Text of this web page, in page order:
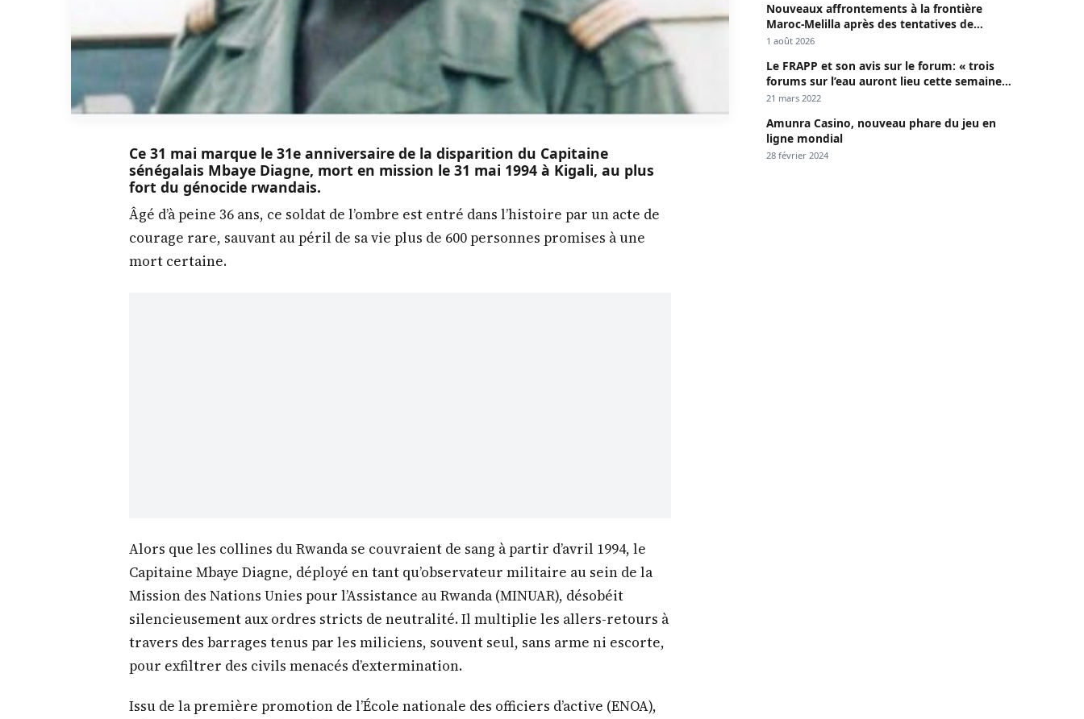
Ce 31 mai marque le 31e anniversaire de la disparition du Capitaine
sénégalais Mbaye Diagne, mort en mission le 31 mai 1994 à Kigali, au plus
fort du génocide rwandais.
Âgé d’à peine 36 ans, ce soldat de l’ombre est entré dans l’histoire par un acte de
courage rare, sauvant au péril de sa vie plus de 600 personnes promises à une
mort certaine.
Alors que les collines du Rwanda se couvraient de sang à partir d’avril 1994, le
Capitaine Mbaye Diagne, déployé en tant qu’observateur militaire au sein de la
Mission des Nations Unies pour l’Assistance au Rwanda (MINUAR), désobéit
silencieusement aux ordres stricts de neutralité. Il multiplie les allers-retours à
travers des barrages tenus par les miliciens, souvent seul, sans arme ni escorte,
pour exfiltrer des civils menacés d’extermination.
Issu de la première promotion de l’École nationale des officiers d’active (ENOA),
Nouveaux affrontements à la frontière
Maroc-Melilla après des tentatives de
passage
1 août 2026
Le FRAPP et son avis sur le forum: « trois
forums sur l’eau auront lieu cette semaine à
Dakar »
21 mars 2022
Amunra Casino, nouveau phare du jeu en
ligne mondial
28 février 2024